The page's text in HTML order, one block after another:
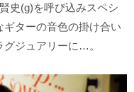
史(g)を呼び込みスペシ
ターの音色の掛け合い
ジュアリーに…。